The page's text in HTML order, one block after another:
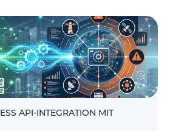
API-INTEGRATION MIT